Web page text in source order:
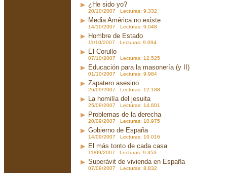
¿He sido yo?
20/10/2007 Lecturas: 9.332
Media América no existe
14/10/2007 Lecturas: 9.048
Hombre de Estado
11/10/2007 Lecturas: 9.094
El Corullo
07/10/2007 Lecturas: 12.525
Educación para la masonería (y II)
01/10/2007 Lecturas: 9.984
Zapatero asesino
26/09/2007 Lecturas: 12.188
La homilía del jesuita
25/09/2007 Lecturas: 14.601
Problemas de la derecha
20/09/2007 Lecturas: 10.975
Gobierno de España
14/09/2007 Lecturas: 10.016
El más tonto de cada casa
11/09/2007 Lecturas: 9.353
Superávit de vivienda en España
07/09/2007 Lecturas: 8.832